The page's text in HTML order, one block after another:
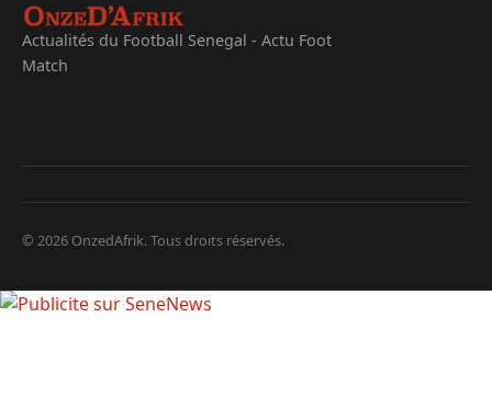
Actualités du Football Senegal - Actu Foot
Match
© 2026 OnzedAfrik. Tous droits réservés.